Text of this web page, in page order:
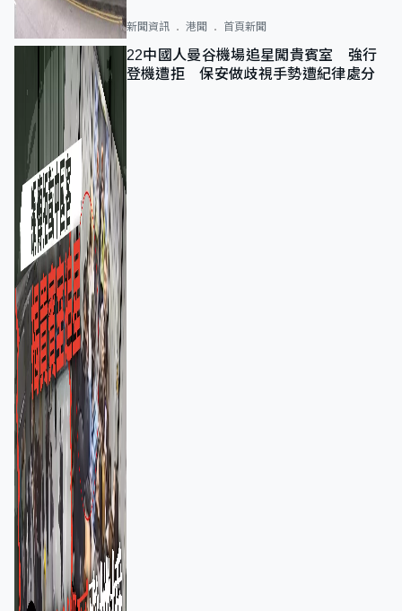
新聞資訊 港聞 首頁新聞
22中國人曼谷機場追星闖貴賓室 強行
登機遭拒 保安做歧視手勢遭紀律處分